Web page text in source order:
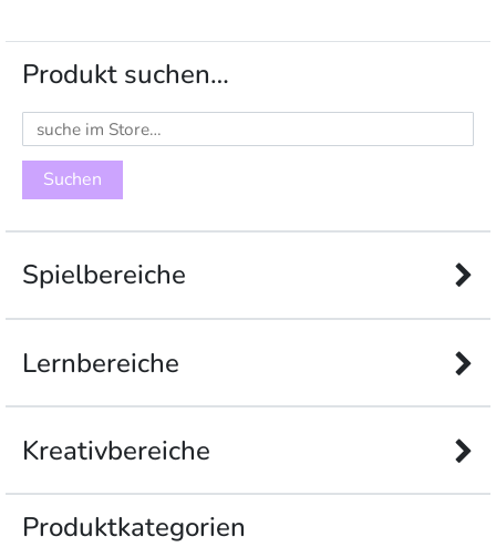
Produkt suchen…
Suchen
nach:
Spielbereiche
Lernbereiche
Kreativbereiche
Produkt­kategorien